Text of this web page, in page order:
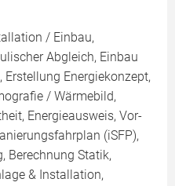
/ Einbau,
Abgleich, Einbau
Energiekonzept,
/ Wärmebild,
Energieausweis, Vor-
(iSFP),
Berechnung Statik,
& Installation,